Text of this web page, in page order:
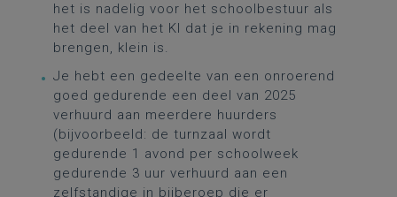
het is nadelig voor het schoolbestuur als
het deel van het KI dat je in rekening mag
brengen, klein is.
Je hebt een gedeelte van een onroerend
goed gedurende een deel van 2025
verhuurd aan meerdere huurders
(bijvoorbeeld: de turnzaal wordt
gedurende 1 avond per schoolweek
gedurende 3 uur verhuurd aan een
zelfstandige in bijberoep die er